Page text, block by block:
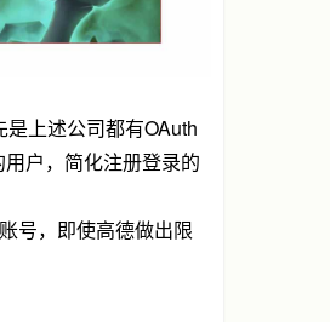
上述公司都有OAuth
户，简化注册登录的
号，即使高德做出限